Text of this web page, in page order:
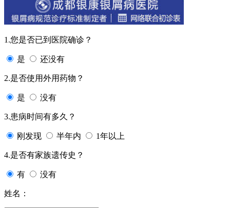
1.您是否已到医院确诊？
是 还没有
2.是否使用外用药物？
是 没有
3.患病时间有多久？
刚发现 半年内 1年以上
4.是否有家族遗传史？
有 没有
姓名：